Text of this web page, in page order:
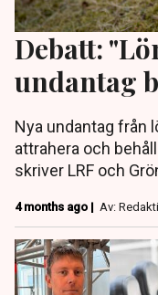
Debatt:
undantag
Nya undantag från
attrahera och
skriver LRF och
4 months ago | Av: